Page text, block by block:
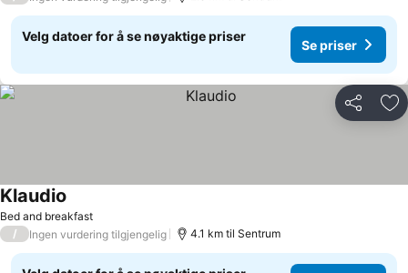
Velg datoer for å se nøyaktige priser
Se priser
Del
Bed and breakfast
Klaudio
/ Ingen vurdering tilgjengelig 4.1 km til Sentrum